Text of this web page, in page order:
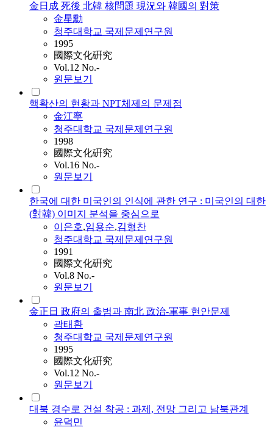
金日成 死後 北韓 核問題 現況와 韓國의 對策
金星勳
청주대학교 국제문제연구원
1995
國際文化硏究
Vol.12 No.-
원문보기
핵확산의 현황과 NPT체제의 문제점
金江寧
청주대학교 국제문제연구원
1998
國際文化硏究
Vol.16 No.-
원문보기
한국에 대한 미국인의 인식에 관한 연구 : 미국인의 대한
(對韓) 이미지 분석을 중심으로
이은호,임용순,김형찬
청주대학교 국제문제연구원
1991
國際文化硏究
Vol.8 No.-
원문보기
金正日 政府의 출범과 南北 政治-軍事 현안문제
곽태환
청주대학교 국제문제연구원
1995
國際文化硏究
Vol.12 No.-
원문보기
대북 경수로 건설 착공 : 과제, 전망 그리고 남북관계
윤덕민